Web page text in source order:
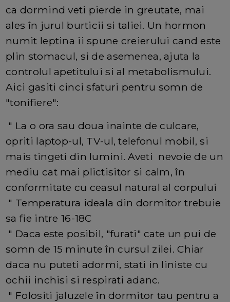
ca dormind veti pierde in greutate, mai
ales în jurul burticii si taliei. Un hormon
numit leptina ii spune creierului cand este
plin stomacul, si de asemenea, ajuta la
controlul apetitului si al metabolismului.
Aici gasiti cinci sfaturi pentru somn de
"tonifiere":
" La o ora sau doua inainte de culcare,
opriti laptop-ul, TV-ul, telefonul mobil, si
mais tingeti din lumini. Aveti nevoie de un
mediu cat mai plictisitor si calm, în
conformitate cu ceasul natural al corpului
" Temperatura ideala din dormitor trebuie
sa fie intre 16-18C
" Daca este posibil, "furati" cate un pui de
somn de 15 minute în cursul zilei. Chiar
daca nu puteti adormi, stati in liniste cu
ochii inchisi si respirati adanc.
" Folositi jaluzele în dormitor tau pentru a